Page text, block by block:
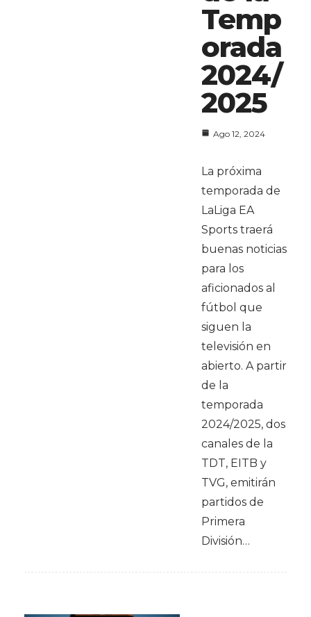
Temp
orada
2024/
2025
Ago 12, 2024
La próxima
temporada de
LaLiga EA
Sports traerá
buenas noticias
para los
aficionados al
fútbol que
siguen la
televisión en
abierto. A partir
de la
temporada
2024/2025, dos
canales de la
TDT, EITB y
TVG, emitirán
partidos de
Primera
División…